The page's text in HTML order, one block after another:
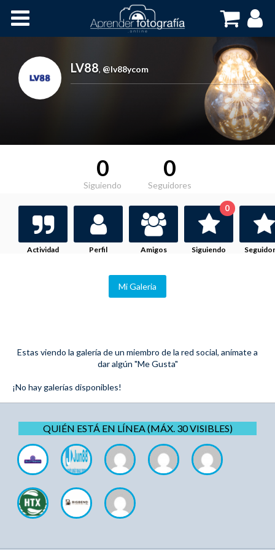
Cursos OnLine
LV88, @lv88ycom
0
Siguiendo
0
Seguidores
Actividad Perfil Amigos Siguiendo
0
Mi Galeria
Estas viendo la galería de un miembro de la red social, anímate a
dar algún "Me Gusta"
¡No hay galerías disponibles!
QUIÉN ESTÁ EN LÍNEA (MÁX. 30 VISIBLES)